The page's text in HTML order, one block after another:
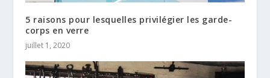
5 raisons pour lesquelles privilégier les garde-
corps en verre
juillet 1, 2020